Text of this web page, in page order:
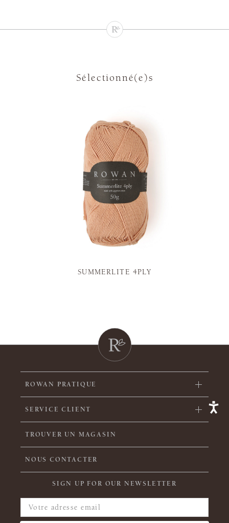
Sélectionné(e)s
SUMMERLITE 4PLY
ROWAN PRATIQUE
SERVICE CLIENT
TROUVER UN MAGASIN
NOUS CONTACTER
SIGN UP FOR OUR NEWSLETTER